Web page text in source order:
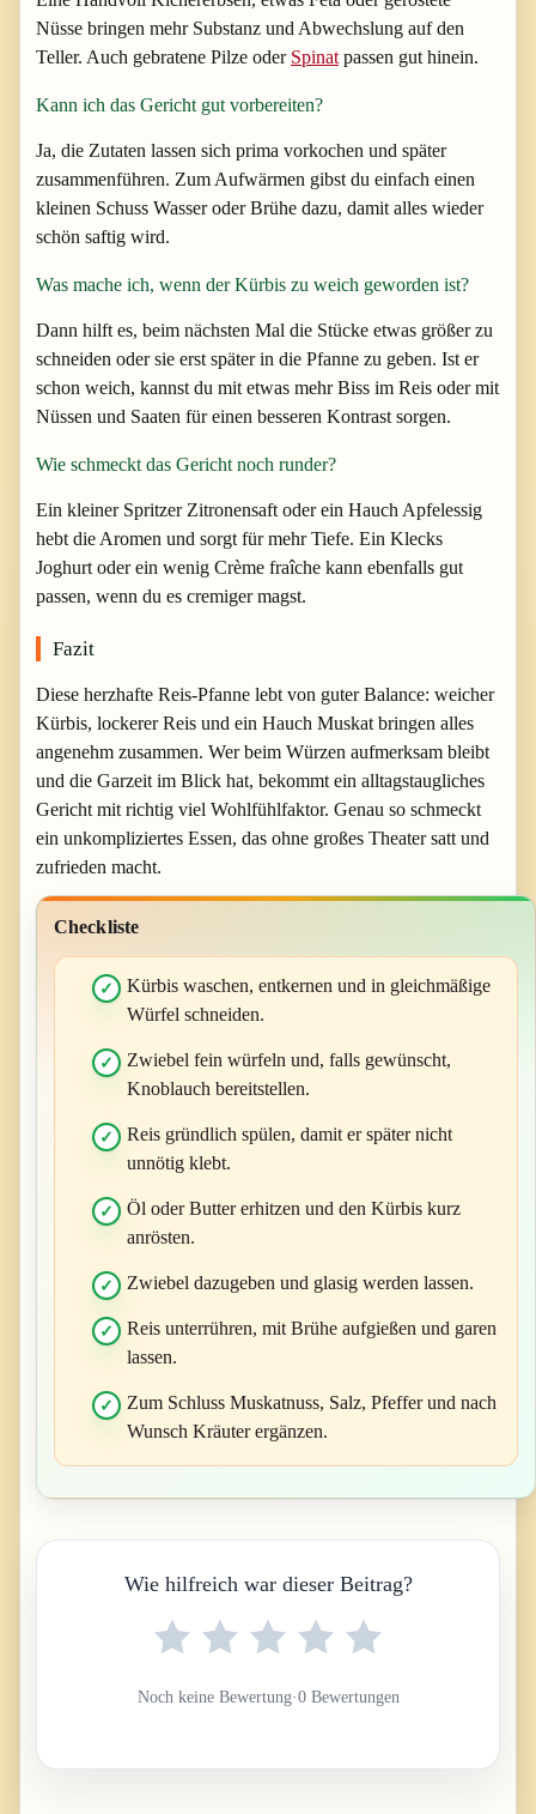
Nüsse bringen mehr Substanz und Abwechslung auf den
Teller. Auch gebratene Pilze oder Spinat passen gut hinein.
Kann ich das Gericht gut vorbereiten?
Ja, die Zutaten lassen sich prima vorkochen und später
zusammenführen. Zum Aufwärmen gibst du einfach einen
kleinen Schuss Wasser oder Brühe dazu, damit alles wieder
schön saftig wird.
Was mache ich, wenn der Kürbis zu weich geworden ist?
Dann hilft es, beim nächsten Mal die Stücke etwas größer zu
schneiden oder sie erst später in die Pfanne zu geben. Ist er
schon weich, kannst du mit etwas mehr Biss im Reis oder mit
Nüssen und Saaten für einen besseren Kontrast sorgen.
Wie schmeckt das Gericht noch runder?
Ein kleiner Spritzer Zitronensaft oder ein Hauch Apfelessig
hebt die Aromen und sorgt für mehr Tiefe. Ein Klecks
Joghurt oder ein wenig Crème fraîche kann ebenfalls gut
passen, wenn du es cremiger magst.
Fazit
Diese herzhafte Reis-Pfanne lebt von guter Balance: weicher
Kürbis, lockerer Reis und ein Hauch Muskat bringen alles
angenehm zusammen. Wer beim Würzen aufmerksam bleibt
und die Garzeit im Blick hat, bekommt ein alltagstaugliches
Gericht mit richtig viel Wohlfühlfaktor. Genau so schmeckt
ein unkompliziertes Essen, das ohne großes Theater satt und
zufrieden macht.
Checkliste
Kürbis waschen, entkernen und in gleichmäßige
Würfel schneiden.
Zwiebel fein würfeln und, falls gewünscht,
Knoblauch bereitstellen.
Reis gründlich spülen, damit er später nicht
unnötig klebt.
Öl oder Butter erhitzen und den Kürbis kurz
anrösten.
Zwiebel dazugeben und glasig werden lassen.
Reis unterrühren, mit Brühe aufgießen und garen
lassen.
Zum Schluss Muskatnuss, Salz, Pfeffer und nach
Wunsch Kräuter ergänzen.
Wie hilfreich war dieser Beitrag?
Noch keine Bewertung·0 Bewertungen